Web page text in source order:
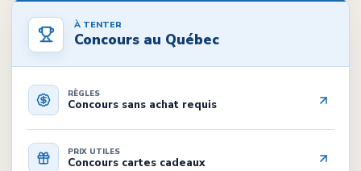
À TENTER
Concours au Québec
RÈGLES
Concours sans achat requis
PRIX UTILES
Concours cartes cadeaux